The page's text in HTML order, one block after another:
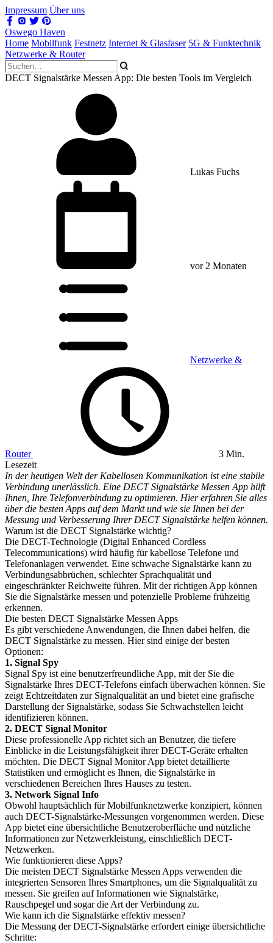
Impressum Über uns
Oswego Haven
Home Mobilfunk Festnetz Internet & Glasfaser 5G & Funktechnik
Netzwerke & Router
DECT Signalstärke Messen App: Die besten Tools im Vergleich
Lukas Fuchs
vor 2 Monaten
Netzwerke &
Router
3 Min.
Lesezeit
In der heutigen Welt der Kabellosen Kommunikation ist eine stabile
Verbindung unerlässlich. Eine DECT Signalstärke Messen App hilft
Ihnen, Ihre Telefonverbindung zu optimieren. Hier erfahren Sie alles
über die besten Apps auf dem Markt und wie sie Ihnen bei der
Messung und Verbesserung Ihrer DECT Signalstärke helfen können.
Warum ist die DECT Signalstärke wichtig?
Die DECT-Technologie (Digital Enhanced Cordless
Telecommunications) wird häufig für kabellose Telefone und
Telefonanlagen verwendet. Eine schwache Signalstärke kann zu
Verbindungsabbrüchen, schlechter Sprachqualität und
eingeschränkter Reichweite führen. Mit der richtigen App können
Sie die Signalstärke messen und potenzielle Probleme frühzeitig
erkennen.
Die besten DECT Signalstärke Messen Apps
Es gibt verschiedene Anwendungen, die Ihnen dabei helfen, die
DECT Signalstärke zu messen. Hier sind einige der besten
Optionen:
1. Signal Spy
Signal Spy ist eine benutzerfreundliche App, mit der Sie die
Signalstärke Ihres DECT-Telefons einfach überwachen können. Sie
zeigt Echtzeitdaten zur Signalqualität an und bietet eine grafische
Darstellung der Signalstärke, sodass Sie Schwachstellen leicht
identifizieren können.
2. DECT Signal Monitor
Diese professionelle App richtet sich an Benutzer, die tiefere
Einblicke in die Leistungsfähigkeit ihrer DECT-Geräte erhalten
möchten. Die DECT Signal Monitor App bietet detaillierte
Statistiken und ermöglicht es Ihnen, die Signalstärke in
verschiedenen Bereichen Ihres Hauses zu testen.
3. Network Signal Info
Obwohl hauptsächlich für Mobilfunknetzwerke konzipiert, können
auch DECT-Signalstärke-Messungen vorgenommen werden. Diese
App bietet eine übersichtliche Benutzeroberfläche und nützliche
Informationen zur Netzwerkleistung, einschließlich DECT-
Netzwerken.
Wie funktionieren diese Apps?
Die meisten DECT Signalstärke Messen Apps verwenden die
integrierten Sensoren Ihres Smartphones, um die Signalqualität zu
messen. Sie greifen auf Informationen wie Signalstärke,
Rauschpegel und sogar die Art der Verbindung zu.
Wie kann ich die Signalstärke effektiv messen?
Die Messung der DECT-Signalstärke erfordert einige übersichtliche
Schritte: